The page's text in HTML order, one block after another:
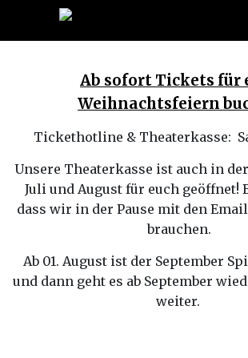
Ab sofort Tickets für
Weihnachtsfeiern
Tickethotline & Theaterkasse:
Unsere Theaterkasse ist auch in
Juli und August für euch geöffnet!
dass wir in der Pause mit den
brauchen.
Ab 01. August ist der September
und dann geht es ab September
weiter.